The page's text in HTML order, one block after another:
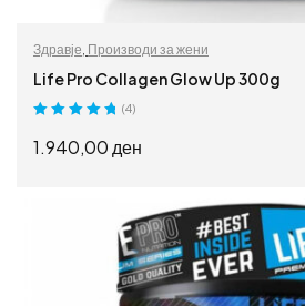
Здравје, Производи за жени
Life Pro Collagen Glow Up 300g
од 5
(4)
1.940,00 ден
ИЗБЕРИ ОПЦИИ